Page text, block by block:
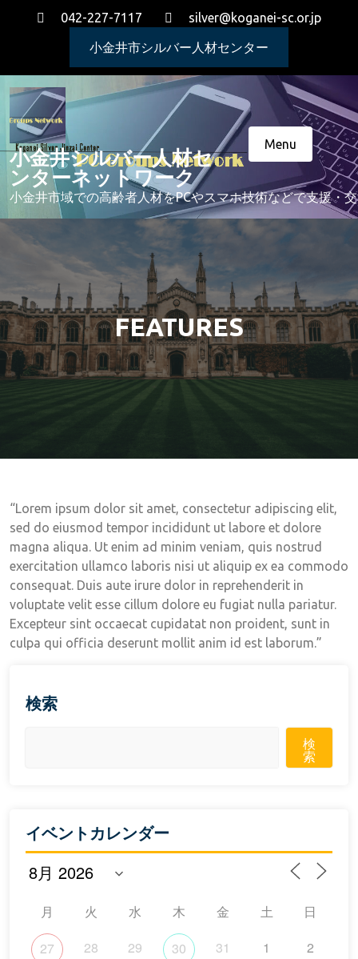
042-227-7117 silver@koganei-sc.or.jp
小金井市シルバー人材センター
小金井シルバー人材セ
ンターネットワーク
小金井市域での高齢者人材をPCやスマホ技術などで支援・
Menu
FEATURES
“Lorem ipsum dolor sit amet, consectetur adipiscing elit,
sed do eiusmod tempor incididunt ut labore et dolore
magna aliqua. Ut enim ad minim veniam, quis nostrud
exercitation ullamco laboris nisi ut aliquip ex ea commodo
consequat. Duis aute irure dolor in reprehenderit in
voluptate velit esse cillum dolore eu fugiat nulla pariatur.
Excepteur sint occaecat cupidatat non proident, sunt in
culpa qui officia deserunt mollit anim id est laborum.”
検索
検
索
イベントカレンダー
月 火 水 木 金 土 日
27 28 29 30 31 1 2